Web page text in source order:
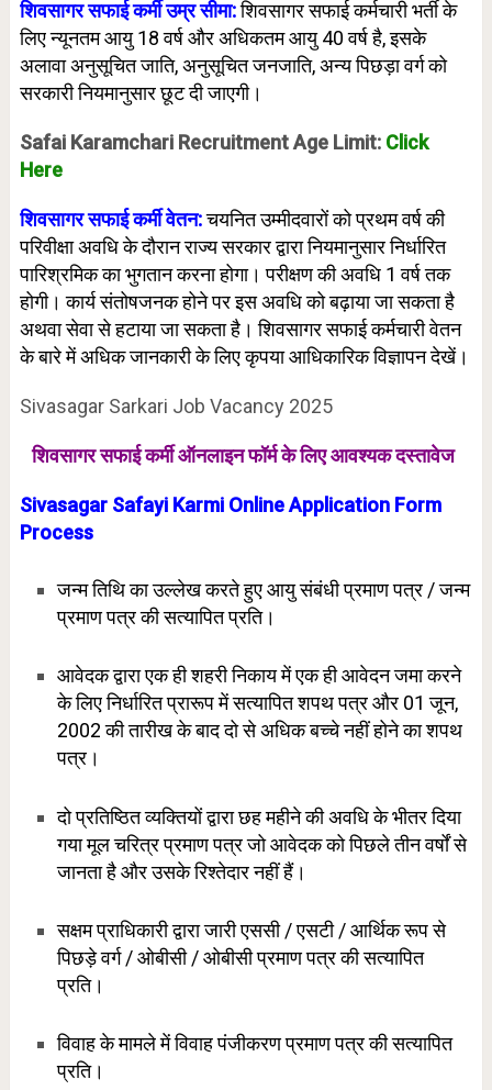
शिवसागर सफाई कर्मी उम्र सीमा:शिवसागर सफाई कर्मचारी भर्ती के
लिए न्यूनतम आयु 18 वर्ष और अधिकतम आयु 40 वर्ष है, इसके
अलावा अनुसूचित जाति, अनुसूचित जनजाति, अन्य पिछड़ा वर्ग को
सरकारी नियमानुसार छूट दी जाएगी।
Safai Karamchari Recruitment Age Limit: Click
Here
शिवसागर सफाई कर्मी वेतन:चयनित उम्मीदवारों को प्रथम वर्ष की
परिवीक्षा अवधि के दौरान राज्य सरकार द्वारा नियमानुसार निर्धारित
पारिश्रमिक का भुगतान करना होगा। परीक्षण की अवधि 1 वर्ष तक
होगी। कार्य संतोषजनक होने पर इस अवधि को बढ़ाया जा सकता है
अथवा सेवा से हटाया जा सकता है। शिवसागर सफाई कर्मचारी वेतन
के बारे में अधिक जानकारी के लिए कृपया आधिकारिक विज्ञापन देखें।
Sivasagar Sarkari Job Vacancy 2025
शिवसागर सफाई कर्मी ऑनलाइन फॉर्म के लिएआवश्यक दस्तावेज
Sivasagar Safayi Karmi Online Application Form
Process
जन्म तिथि का उल्लेख करते हुए आयु संबंधी प्रमाण पत्र / जन्म
प्रमाण पत्र की सत्यापित प्रति।
आवेदक द्वारा एक ही शहरी निकाय में एक ही आवेदन जमा करने
के लिए निर्धारित प्रारूप में सत्यापित शपथ पत्र और 01 जून,
2002 की तारीख के बाद दो से अधिक बच्चे नहीं होने का शपथ
पत्र।
दो प्रतिष्ठित व्यक्तियों द्वारा छह महीने की अवधि के भीतर दिया
गया मूल चरित्र प्रमाण पत्र जो आवेदक को पिछले तीन वर्षों से
जानता है और उसके रिश्तेदार नहीं हैं।
सक्षम प्राधिकारी द्वारा जारी एससी / एसटी / आर्थिक रूप से
पिछड़े वर्ग / ओबीसी / ओबीसी प्रमाण पत्र की सत्यापित
प्रति।
विवाह के मामले में विवाह पंजीकरण प्रमाण पत्र की सत्यापित
प्रति।